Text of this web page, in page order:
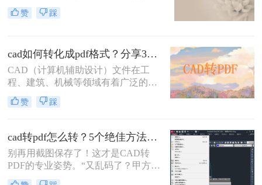
而，在某些情况下，我们可能需要将
其转换为PDF格式，以便更方便地共
换成PDF的方法。
赞 踩
cad如何转化成pdf格式？分享3个操作简单的方法！
CAD（计算机辅助设计）文件在工
程、建筑、机械等领域有着广泛的应
用，但有时候我们需要将这些文件转
换成PDF格式以便分享、查看或打
本文将介绍三种将CAD文件转换成
PDF的方法。
赞 踩
cad转pdf怎么转？5个绝佳方法，工程师私藏技巧公开！
别再用截图保存了！这才是CAD转
PDF的专业姿势。“又乱码了？甲方说
图纸打不开！” 这是许多设计师和工